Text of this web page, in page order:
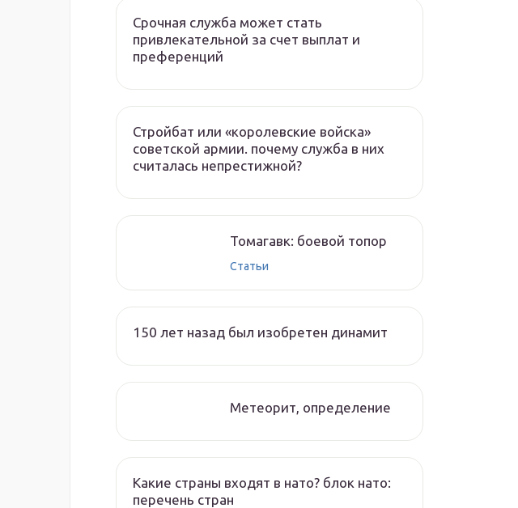
Срочная служба может стать
привлекательной за счет выплат и
преференций
Стройбат или «королевские войска»
советской армии. почему служба в них
считалась непрестижной?
Томагавк: боевой топор
Статьи
150 лет назад был изобретен динамит
Метеорит, определение
Какие страны входят в нато? блок нато:
перечень стран